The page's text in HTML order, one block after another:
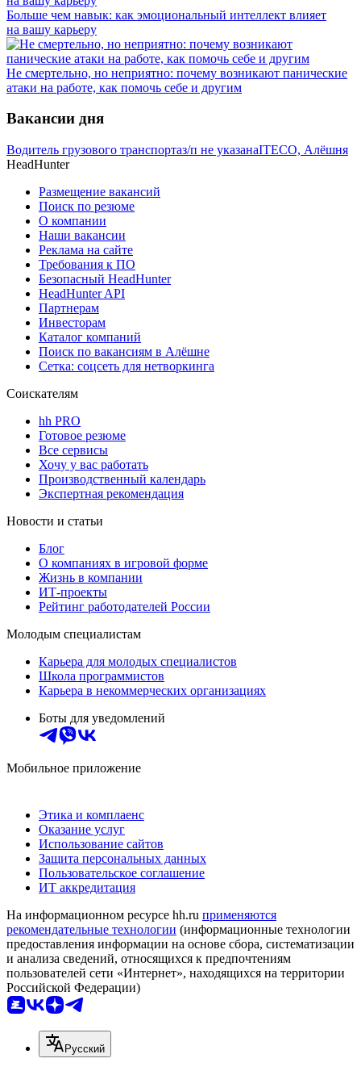
Больше чем навык: как эмоциональный интеллект влияет
на вашу карьеру
Не смертельно, но неприятно: почему возникают панические
атаки на работе, как помочь себе и другим
Вакансии дня
Водитель грузового транспортаз/п не указанаITECO, Алёшня
HeadHunter
Размещение вакансий
Поиск по резюме
О компании
Наши вакансии
Реклама на сайте
Требования к ПО
Безопасный HeadHunter
HeadHunter API
Партнерам
Инвесторам
Каталог компаний
Поиск по вакансиям в Алёшне
Сетка: соцсеть для нетворкинга
Соискателям
hh PRO
Готовое резюме
Все сервисы
Хочу у вас работать
Производственный календарь
Экспертная рекомендация
Новости и статьи
Блог
О компаниях в игровой форме
Жизнь в компании
ИТ-проекты
Рейтинг работодателей России
Молодым специалистам
Карьера для молодых специалистов
Школа программистов
Карьера в некоммерческих организациях
Боты для уведомлений
Мобильное приложение
Этика и комплаенс
Оказание услуг
Использование сайтов
Защита персональных данных
Пользовательское соглашение
ИТ аккредитация
На информационном ресурсе hh.ru применяются
рекомендательные технологии (информационные технологии
предоставления информации на основе сбора, систематизации
и анализа сведений, относящихся к предпочтениям
пользователей сети «Интернет», находящихся на территории
Российской Федерации)
Русский